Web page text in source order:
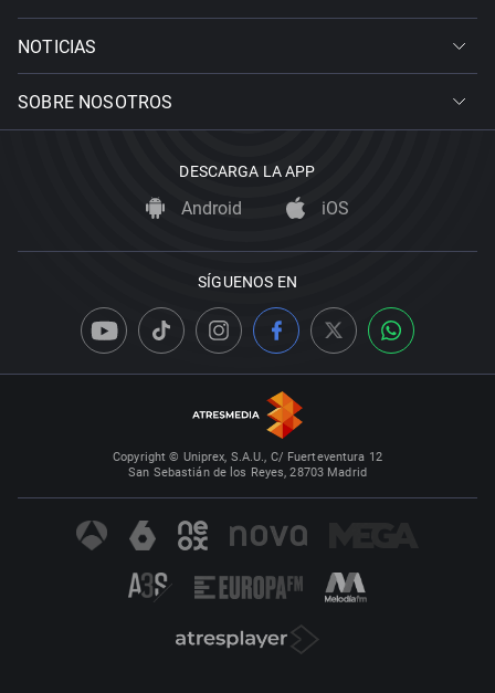
NOTICIAS
SOBRE NOSOTROS
DESCARGA LA APP
Android iOS
SÍGUENOS EN
Copyright © Uniprex, S.A.U., C/ Fuerteventura 12
San Sebastián de los Reyes, 28703 Madrid